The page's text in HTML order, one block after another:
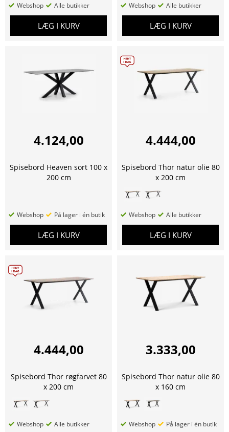
Webshop Alle butikker
LÆG I KURV
Webshop Alle butikker
LÆG I KURV
4.124,00
Spisebord Heaven sort 100 x
200 cm
Webshop På lager i én butik
LÆG I KURV
4.444,00
Spisebord Thor natur olie 80
x 200 cm
Webshop Alle butikker
LÆG I KURV
4.444,00
Spisebord Thor røgfarvet 80
x 200 cm
Webshop Alle butikker
3.333,00
Spisebord Thor natur olie 80
x 160 cm
Webshop På lager i én butik